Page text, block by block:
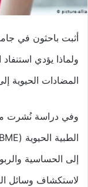
أثبت باحثون في
ولماذا يؤدي
المضادات الحيوية
وفي دراسة نُشرت
إلى الحساسية
لاستكشاف وسائل